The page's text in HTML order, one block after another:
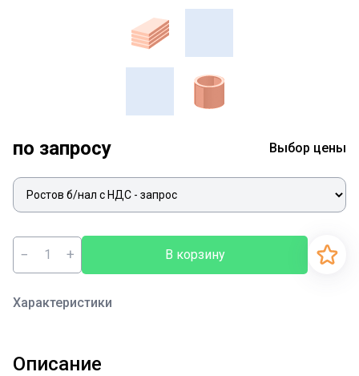
по запросу Выбор цены
− + В корзину
Характеристики
Описание